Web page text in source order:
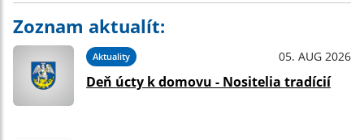
Zoznam aktualít:
Aktuality 05. AUG 2026
Deň úcty k domovu - Nositelia tradícií